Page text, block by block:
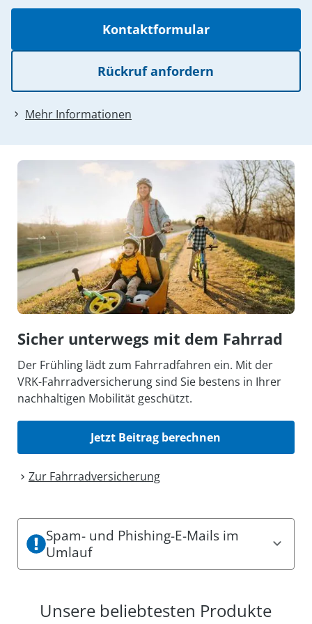
Kontaktformular
Rückruf anfordern
Mehr Informationen
Sicher unterwegs mit dem Fahrrad
Der Frühling lädt zum Fahrradfahren ein. Mit der
VRK-Fahrradversicherung sind Sie bestens in Ihrer
nachhaltigen Mobilität geschützt.
Jetzt Beitrag berechnen
Zur Fahrrad­versicherung
Spam- und Phishing-E-Mails im
Umlauf
erwecken, offizielle Mitteilungen des VRK zu sein.
Unsere beliebtesten Produkte